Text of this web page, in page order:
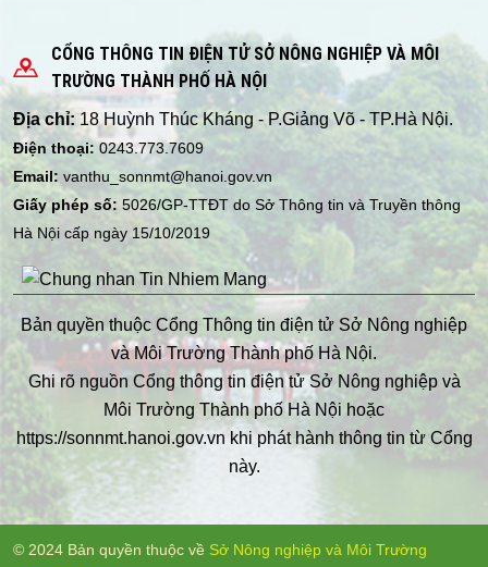
CỔNG THÔNG TIN ĐIỆN TỬ SỞ NÔNG NGHIỆP VÀ MÔI
TRƯỜNG THÀNH PHỐ HÀ NỘI
Địa chỉ: 18 Huỳnh Thúc Kháng - P.Giảng Võ - TP.Hà Nội.
Điện thoại: 0243.773.7609
Email: vanthu_sonnmt@hanoi.gov.vn
Giấy phép số: 5026/GP-TTĐT do Sở Thông tin và Truyền thông
Hà Nội cấp ngày 15/10/2019
Bản quyền thuộc Cổng Thông tin điện tử Sở Nông nghiệp
và Môi Trường Thành phố Hà Nội.
Ghi rõ nguồn Cổng thông tin điện tử Sở Nông nghiệp và
Môi Trường Thành phố Hà Nội hoặc
https://sonnmt.hanoi.gov.vn khi phát hành thông tin từ Cổng
này.
© 2024 Bản quyền thuộc về Sở Nông nghiệp và Môi Trường